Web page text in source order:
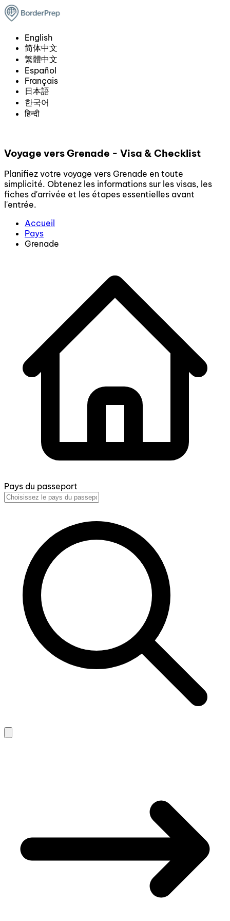
English
简体中文
繁體中文
Español
Français
日本語
한국어
हिन्दी
Voyage vers Grenade - Visa & Checklist
Planifiez votre voyage vers Grenade en toute
simplicité. Obtenez les informations sur les visas, les
fiches d'arrivée et les étapes essentielles avant
l'entrée.
Accueil
Pays
Grenade
Pays du passeport